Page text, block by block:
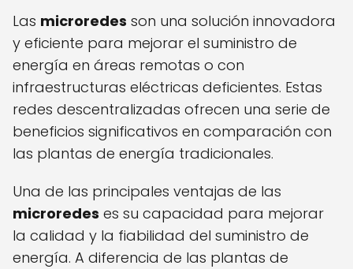
Las microredes son una solución innovadora
y eficiente para mejorar el suministro de
energía en áreas remotas o con
infraestructuras eléctricas deficientes. Estas
redes descentralizadas ofrecen una serie de
beneficios significativos en comparación con
las plantas de energía tradicionales.
Una de las principales ventajas de las
microredes es su capacidad para mejorar
la calidad y la fiabilidad del suministro de
energía. A diferencia de las plantas de